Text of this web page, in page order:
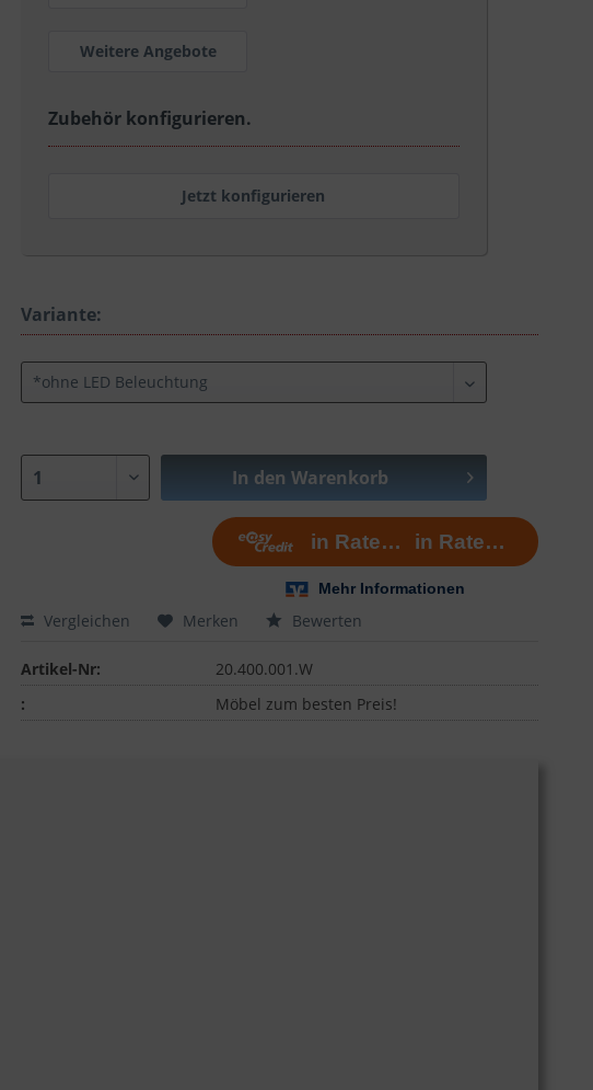
Weitere Angebote
Zubehör konfigurieren.
Jetzt konfigurieren
Variante:
In den Warenkorb
Vergleichen Merken Bewerten
Artikel-Nr:
20.400.001.W
:
Möbel zum besten Preis!